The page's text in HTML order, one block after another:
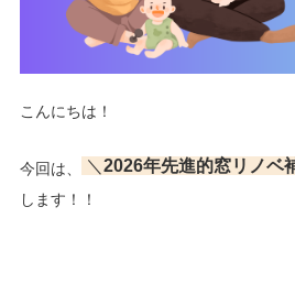
こんにちは！
今回は、 ＼ 2026年先進的窓リノベ
します！！